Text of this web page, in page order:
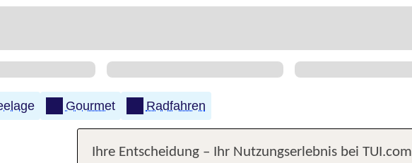
Gourmet Radfahren
Ihre Entscheidung – Ihr Nutzungserlebnis bei TUI.com